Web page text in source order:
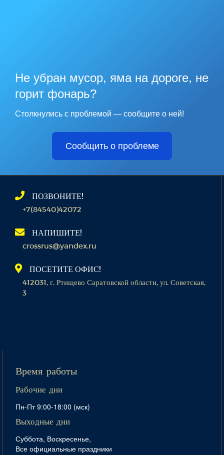
Не убран мусор, яма на дороге, не
горит фонарь?
Столкнулись с проблемой — сообщите о ней!
Сообщить о проблеме
ПОЗВОНИТЕ!
+7(84540)42072
НАПИШИТЕ!
crossrus@yandex.ru
ПОСЕТИТЕ ОФИС!
412031, г. Ртищево Саратовской области, ул. Советская,
3
Время работы
Рабочие дни
Пн-Пт 9:00-18:00 (мск)
Выходные дни
Суббота, Воскресенье,
Все официальные праздники